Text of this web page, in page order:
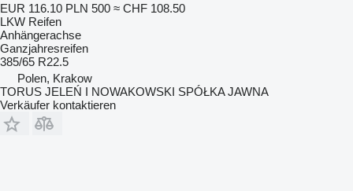
EUR 116.10 PLN 500 ≈ CHF 108.50
LKW Reifen
Anhängerachse
Ganzjahresreifen
385/65 R22.5
Polen, Krakow
TORUS JELEŃ I NOWAKOWSKI SPÓŁKA JAWNA
Verkäufer kontaktieren